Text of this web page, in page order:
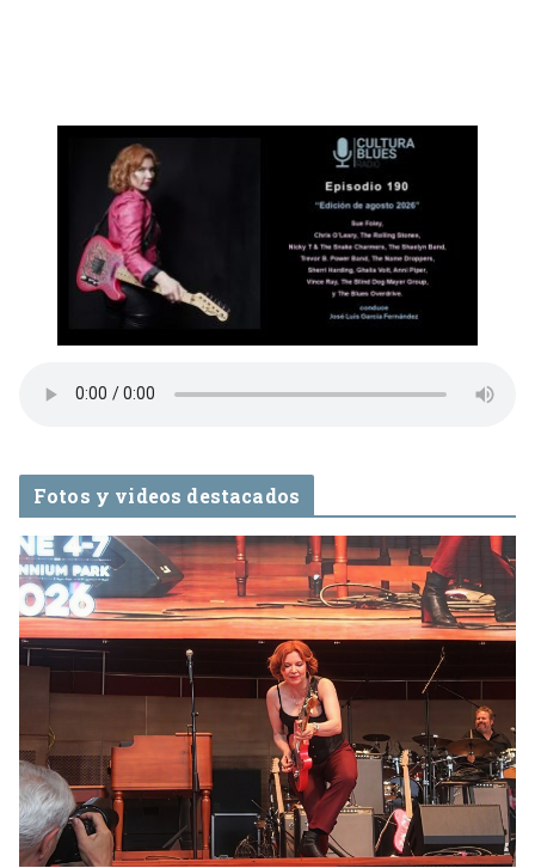
Fotos y videos destacados